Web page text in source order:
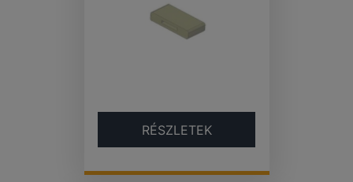
RÉSZLETEK